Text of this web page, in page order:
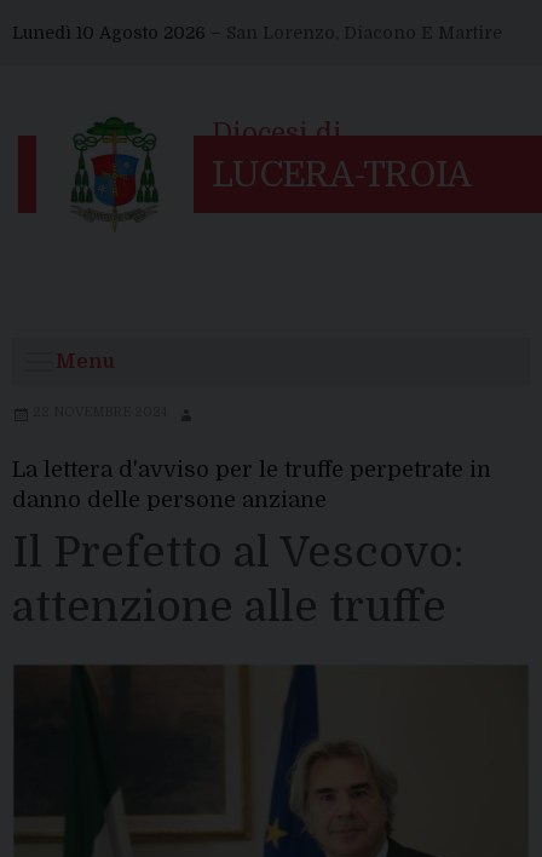
toLunedì 10 Agosto 2026 – San Lorenzo, Diacono E Martire
Menu
La lettera d'avviso per le truffe perpetrate in
danno delle persone anziane
Il Prefetto al Vescovo:
attenzione alle truffe